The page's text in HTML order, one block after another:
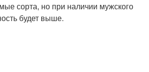
сорта, но при наличии мужского
будет выше.